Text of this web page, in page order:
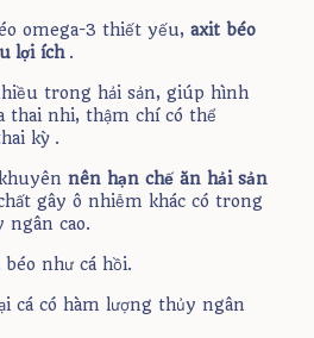
omega-3 thiết yếu, axit béo
lợi ích.
trong hải sản, giúp hình
thai nhi, thậm chí có thể
kỳ .
nên hạn chế ăn hải sản
gây ô nhiễm khác có trong
ngân cao.
như cá hồi.
cá có hàm lượng thủy ngân